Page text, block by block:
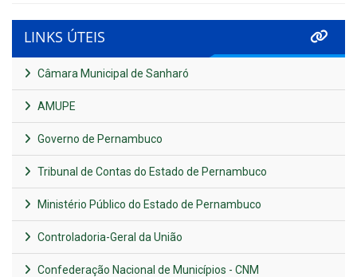
LINKS ÚTEIS
Câmara Municipal de Sanharó
AMUPE
Governo de Pernambuco
Tribunal de Contas do Estado de Pernambuco
Ministério Público do Estado de Pernambuco
Controladoria-Geral da União
Confederação Nacional de Municípios - CNM